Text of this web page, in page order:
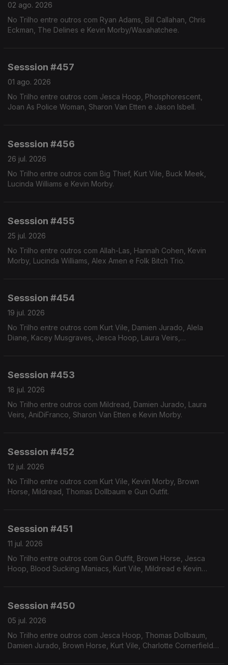
02 ago. 2026
No Trilho entre outros com Ryan Adams, Bill Callahan, Chris
Eckman, The Delines e Kevin Morby/Waxahatchee.
Sesssion #457
01 ago. 2026
No Trilho entre outros com Jesca Hoop, Phosphorescent,
Joan As Police Woman, Sharon Van Etten e Jason Isbell.
Sesssion #456
26 jul. 2026
No Trilho entre outros com Big Thief, Kurt Vile, Buck Meek,
Lucinda Williams e Kevin Morby.
Sesssion #455
25 jul. 2026
No Trilho entre outros com Allah-Las, Hannah Cohen, Kevin
Morby, Lucinda Williams, Alex Amen e Folk Bitch Trio.
Sesssion #454
19 jul. 2026
No Trilho entre outros com Kurt Vile, Damien Jurado, Alela
Diane, Kacey Musgraves, Jesca Hoop, Laura Veirs,
Sesssion #453
18 jul. 2026
No Trilho entre outros com Mildread, Damien Jurado, Laura
Veirs, AniDiFranco, Sharon Van Etten e Kevin Morby.
Sesssion #452
12 jul. 2026
No Trilho entre outros com Kurt Vile, Kevin Morby, Brown
Horse, Mildread, Thomas Dollbaum e Gun Outfit.
Sesssion #451
11 jul. 2026
No Trilho entre outros com Gun Outfit, Brown Horse, Jesca
Hoop, Blood Sucking Maniacs, Kurt Vile, Mildread e Kevin
Sesssion #450
05 jul. 2026
No Trilho entre outros com Jesca Hoop, Thomas Dollbaum,
Damien Jurado, Brown Horse, Kurt Vile, Charlotte Cornerfield,